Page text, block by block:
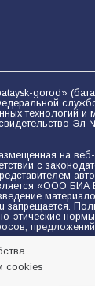
gorod»
технологий и
Эл
на веб-
с
«ООО БИА
запрещается.
этические нормы
и
cookies